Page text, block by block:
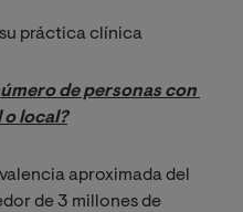
práctica clínica
de personas con
local?
aproximada del
de 3 millones de